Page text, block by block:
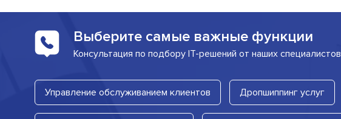
Выберите самые важные функции
Консультация по подбору IT-решений от наших специалистов
Управление обслуживанием клиентов Дропшиппинг услуг